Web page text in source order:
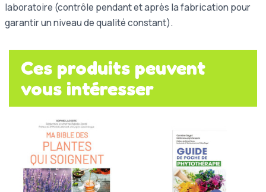
laboratoire (contrôle pendant et après la fabrication pour
garantir un niveau de qualité constant).
Ces produits peuvent
vous intéresser